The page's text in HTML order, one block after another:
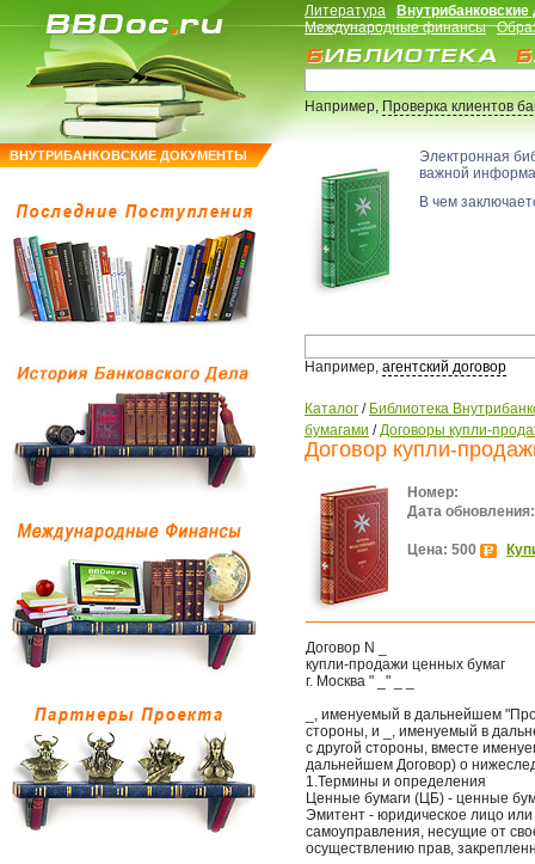
ВНУТРИБАНКОВСКИЕ ДОКУМЕНТЫ
Литература
Международные финансы
Например,Проверка клиентов
Электронная
важной
В чем
Например, агентский договор
Каталог / Библиотека
бумагами /Договоры купли-
Договор купли-
Номер:
Дата обновления:
Цена: 500
Договор N _
купли-продажи ценных бумаг
г. Москва " _" _ _
_, именуемый в дальнейшем
стороны, и _, именуемый в
с другой стороны, вместе
дальнейшем Договор) о
1.Термины и определения
Ценные бумаги (ЦБ) - ценные
Эмитент - юридическое лицо
самоуправления, несущие от
осуществлению прав,